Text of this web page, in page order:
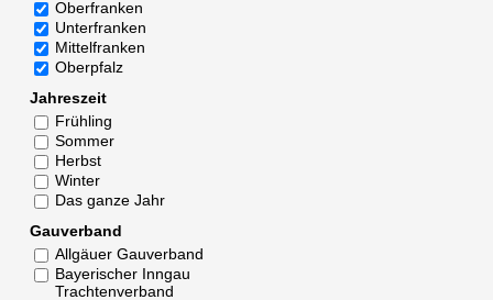
Oberfranken
Unterfranken
Mittelfranken
Oberpfalz
Jahreszeit
Frühling
Sommer
Herbst
Winter
Das ganze Jahr
Gauverband
Allgäuer Gauverband
Bayerischer Inngau
Trachtenverband